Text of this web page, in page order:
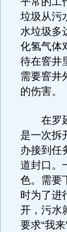
垃圾从污
水垃圾多
化氢气体
待在窨井
需要窨井
的伤害。
在罗延
是一次拆
办接到任
道封口。
色。需要
时为了进
开，污水
要求“我